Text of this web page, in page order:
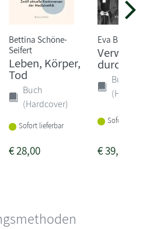
Bettina Schöne-
Seifert
Leben, Körper,
Tod
Buch
(Hardcover)
Sofort lieferbar
€28,00
Eva Balz
durch
Buch
Sofort
€39,00